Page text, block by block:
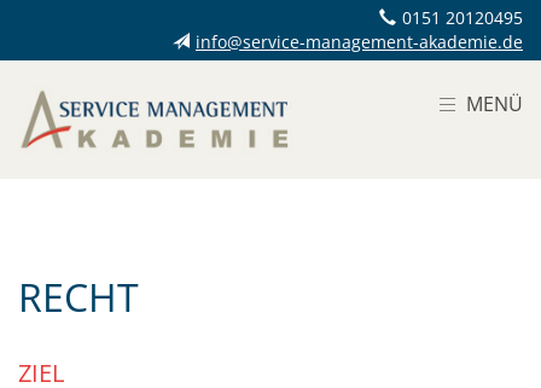
0151 20120495
info@service-management-akademie.de
MENÜ
RECHT
ZIEL